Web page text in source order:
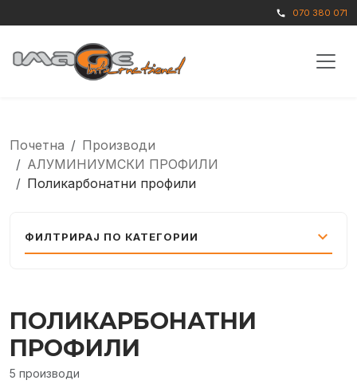
call 070 380 071
Почетна
Производи
АЛУМИНИУМСКИ ПРОФИЛИ
Поликарбонатни профили
ФИЛТРИРАЈ ПО КАТЕГОРИИ expand_more
ПОЛИКАРБОНАТНИ
ПРОФИЛИ
5 производи